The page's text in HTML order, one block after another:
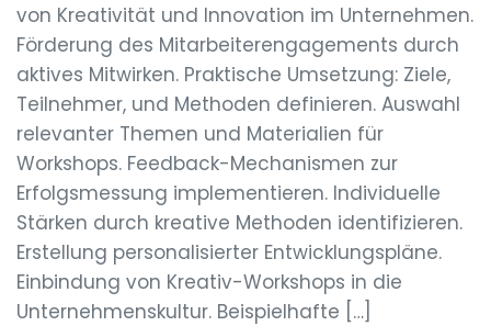
von Kreativität und Innovation im Unternehmen.
Förderung des Mitarbeiterengagements durch
aktives Mitwirken. Praktische Umsetzung: Ziele,
Teilnehmer, und Methoden definieren. Auswahl
relevanter Themen und Materialien für
Workshops. Feedback-Mechanismen zur
Erfolgsmessung implementieren. Individuelle
Stärken durch kreative Methoden identifizieren.
Erstellung personalisierter Entwicklungspläne.
Einbindung von Kreativ-Workshops in die
Unternehmenskultur. Beispielhafte […]